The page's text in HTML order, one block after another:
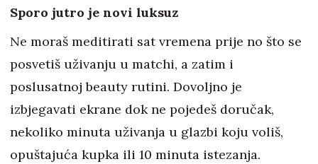
Sporo jutro je novi luksuz
Ne moraš meditirati sat vremena prije no što se
posvetiš uživanju u matchi, a zatim i
poslusatnoj beauty rutini. Dovoljno je
izbjegavati ekrane dok ne pojedeš doručak,
nekoliko minuta uživanja u glazbi koju voliš,
opuštajuća kupka ili 10 minuta istezanja.